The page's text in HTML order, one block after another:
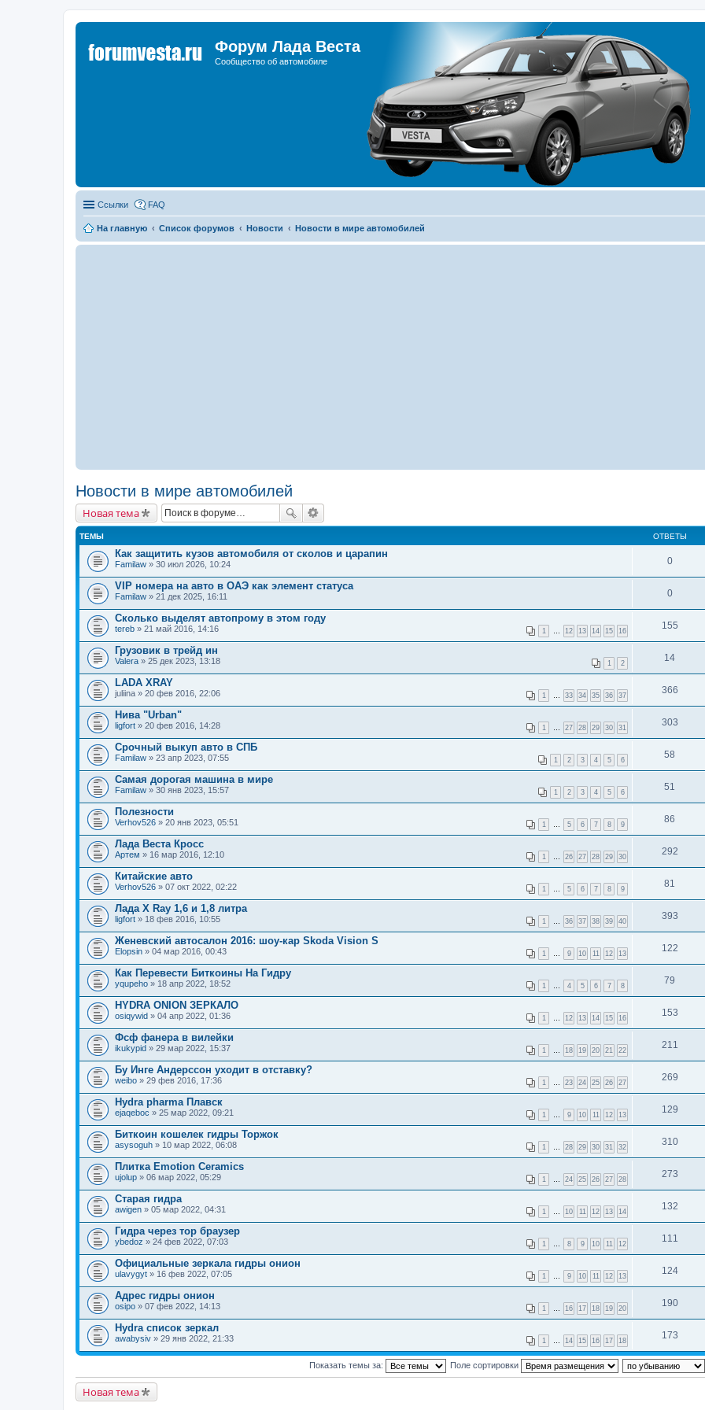
Форум Лада Веста
Сообщество об автомобиле
Ссылки FAQ
На главную Список форумов Новости Новости в мире автомобилей
Новости в мире автомобилей
Новая тема
ТЕМЫ ОТВЕТЫ
Как защитить кузов автомобиля от сколов и царапин
Familaw » 30 июл 2026, 10:24 0
VIP номера на авто в ОАЭ как элемент статуса
Familaw » 21 дек 2025, 16:11 0
Сколько выделят автопрому в этом году
1 … 12 13 14 15 16
tereb » 21 май 2016, 14:16 155
Грузовик в трейд ин
1 2
Valera » 25 дек 2023, 13:18 14
LADA XRAY
1 … 33 34 35 36 37
juliina » 20 фев 2016, 22:06 366
Нива "Urban"
1 … 27 28 29 30 31
ligfort » 20 фев 2016, 14:28 303
Срочный выкуп авто в СПБ
1 2 3 4 5 6
Familaw » 23 апр 2023, 07:55 58
Самая дорогая машина в мире
1 2 3 4 5 6
Familaw » 30 янв 2023, 15:57 51
Полезности
1 … 5 6 7 8 9
Verhov526 » 20 янв 2023, 05:51 86
Лада Веста Кросс
1 … 26 27 28 29 30
Артем » 16 мар 2016, 12:10 292
Китайские авто
1 … 5 6 7 8 9
Verhov526 » 07 окт 2022, 02:22 81
Лада X Ray 1,6 и 1,8 литра
1 … 36 37 38 39 40
ligfort » 18 фев 2016, 10:55 393
Женевский автосалон 2016: шоу-кар Skoda Vision S
1 … 9 10 11 12 13
Elopsin » 04 мар 2016, 00:43 122
Как Перевести Биткоины На Гидру
1 … 4 5 6 7 8
yqupeho » 18 апр 2022, 18:52 79
HYDRA ONION ЗЕРКАЛО
1 … 12 13 14 15 16
osiqywid » 04 апр 2022, 01:36 153
Фсф фанера в вилейки
1 … 18 19 20 21 22
ikukypid » 29 мар 2022, 15:37 211
Бу Инге Андерссон уходит в отставку?
1 … 23 24 25 26 27
weibo » 29 фев 2016, 17:36 269
Hydra pharma Плавск
1 … 9 10 11 12 13
ejaqeboc » 25 мар 2022, 09:21 129
Биткоин кошелек гидры Торжок
1 … 28 29 30 31 32
asysoguh » 10 мар 2022, 06:08 310
Плитка Emotion Ceramics
1 … 24 25 26 27 28
ujolup » 06 мар 2022, 05:29 273
Старая гидра
1 … 10 11 12 13 14
awigen » 05 мар 2022, 04:31 132
Гидра через тор браузер
1 … 8 9 10 11 12
ybedoz » 24 фев 2022, 07:03 111
Официальные зеркала гидры онион
1 … 9 10 11 12 13
ulavygyt » 16 фев 2022, 07:05 124
Адрес гидры онион
1 … 16 17 18 19 20
osipo » 07 фев 2022, 14:13 190
Hydra список зеркал
1 … 14 15 16 17 18
awabysiv » 29 янв 2022, 21:33 173
Показать темы за: Поле сортировки
Новая тема